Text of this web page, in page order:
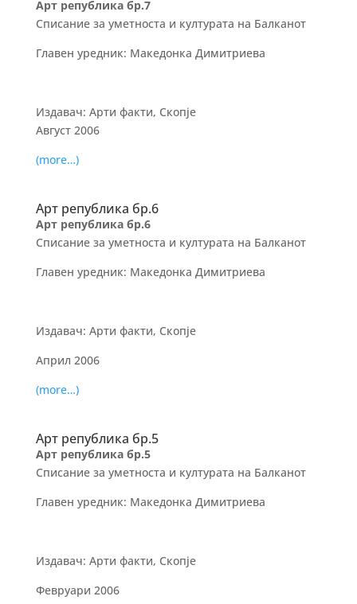
Арт република бр.7
Списание за уметноста и културата на Балканот
Главен уредник: Македонка Димитриева
Издавач: Арти факти, Скопје
Август 2006
(more…)
Арт република бр.6
Арт република бр.6
Списание за уметноста и културата на Балканот
Главен уредник: Македонка Димитриева
Издавач: Арти факти, Скопје
Април 2006
(more…)
Арт република бр.5
Арт република бр.5
Списание за уметноста и културата на Балканот
Главен уредник: Македонка Димитриева
Издавач: Арти факти, Скопје
Февруари 2006